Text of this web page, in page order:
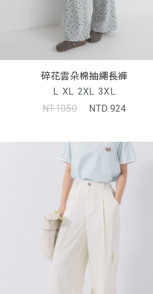
碎花雲朵棉抽繩長褲
L XL 2XL 3XL
NT.1050
NTD.924